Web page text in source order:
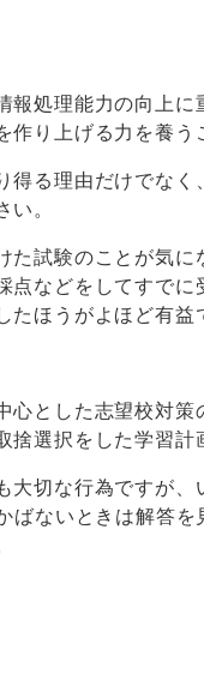
処理能力の向上に
作り上げる力を養う
る理由だけでなく
い。
た試験のことが気に
点などをしてすでに
たほうがよほど有益
とした志望校対策
捨選択をした学習計
切な行為ですが、
ばないときは解答